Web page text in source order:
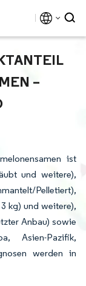
F
– W
ist
und weitere),
Pelletiert),
kg) und weitere),
Anbau) sowie
Asien-Pazifik,
werden in